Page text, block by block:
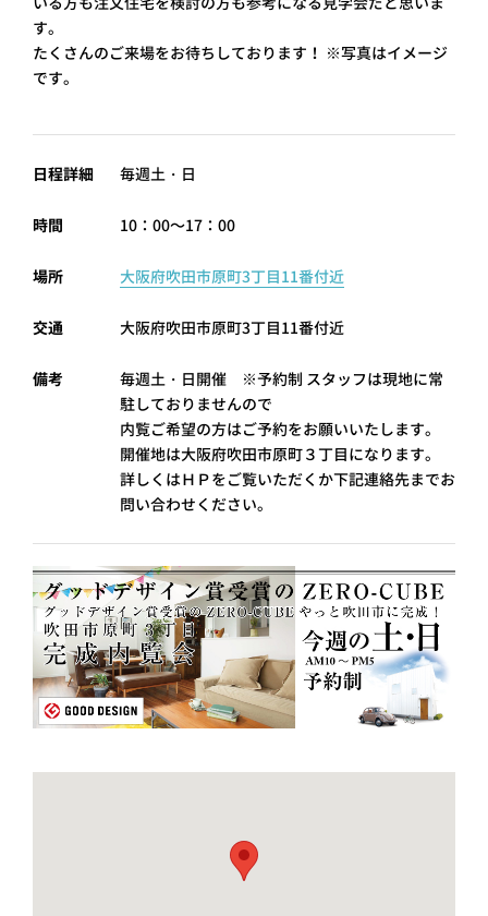
ー
報
す。
たくさんのご来場をお待ちしております！ ※写真はイメージ
です。
日程詳細 毎週土・日
時間 10：00～17：00
場所 大阪府吹田市原町3丁目11番付近
交通 大阪府吹田市原町3丁目11番付近
備考 毎週土・日開催 ※予約制 スタッフは現地に常
駐しておりませんので
内覧ご希望の方はご予約をお願いいたします。
開催地は大阪府吹田市原町３丁目になります。
詳しくはＨＰをご覧いただくか下記連絡先までお
問い合わせください。